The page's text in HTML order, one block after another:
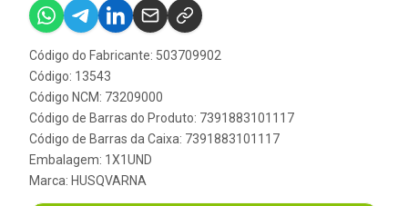
Código do Fabricante: 503709902
Código: 13543
Código NCM: 73209000
Código de Barras do Produto: 7391883101117
Código de Barras da Caixa: 7391883101117
Embalagem: 1X1UND
Marca: HUSQVARNA